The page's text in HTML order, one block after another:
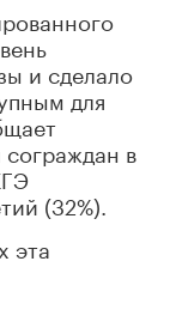
и сделало
для
в
(32%).
эта